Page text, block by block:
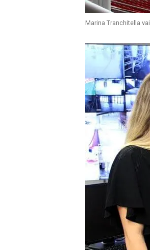
Marina Tranchitella